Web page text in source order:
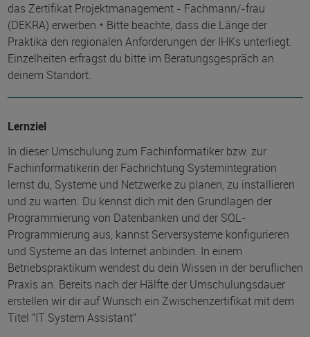
das Zertifikat Projektmanagement - Fachmann/-frau
(DEKRA) erwerben.* Bitte beachte, dass die Länge der
Praktika den regionalen Anforderungen der IHKs unterliegt.
Einzelheiten erfragst du bitte im Beratungsgespräch an
deinem Standort.
Lernziel
In dieser Umschulung zum Fachinformatiker bzw. zur
Fachinformatikerin der Fachrichtung Systemintegration
lernst du, Systeme und Netzwerke zu planen, zu installieren
und zu warten. Du kennst dich mit den Grundlagen der
Programmierung von Datenbanken und der SQL-
Programmierung aus, kannst Serversysteme konfigurieren
und Systeme an das Internet anbinden. In einem
Betriebspraktikum wendest du dein Wissen in der beruflichen
Praxis an. Bereits nach der Hälfte der Umschulungsdauer
erstellen wir dir auf Wunsch ein Zwischenzertifikat mit dem
Titel "IT System Assistant"